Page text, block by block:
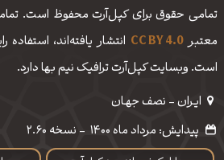
تمامی حقوق برای کپل‌آرت محفوظ است.
معتبرCC BY 4.0 انتشار یافته‌اند،
است. وبسایت کپل‌آرت ترافیک نیم بها دارد.
ایـران - نصف جهـان
پیدایش: مرداد ماه 1400 - نسخه 2.60